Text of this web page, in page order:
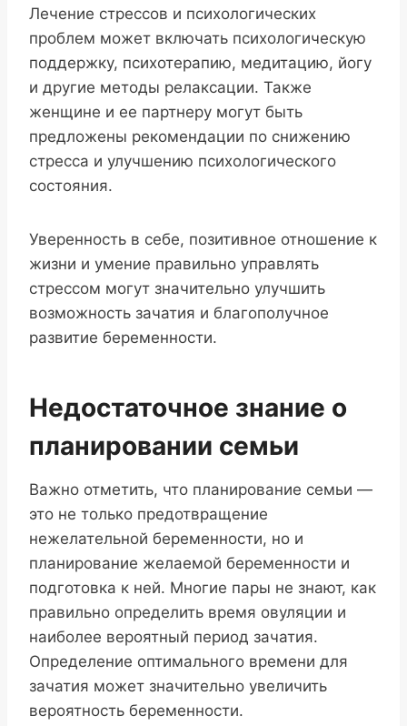
Лечение стрессов и психологических
проблем может включать психологическую
поддержку, психотерапию, медитацию, йогу
и другие методы релаксации. Также
женщине и ее партнеру могут быть
предложены рекомендации по снижению
стресса и улучшению психологического
состояния.
Уверенность в себе, позитивное отношение к
жизни и умение правильно управлять
стрессом могут значительно улучшить
возможность зачатия и благополучное
развитие беременности.
Недостаточное знание о
планировании семьи
Важно отметить, что планирование семьи —
это не только предотвращение
нежелательной беременности, но и
планирование желаемой беременности и
подготовка к ней. Многие пары не знают, как
правильно определить время овуляции и
наиболее вероятный период зачатия.
Определение оптимального времени для
зачатия может значительно увеличить
вероятность беременности.